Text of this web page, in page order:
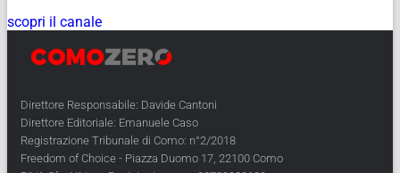
scopri il canale
Direttore Responsabile: Davide Cantoni
Direttore Editoriale: Emanuele Caso
Registrazione Tribunale di Como: n°2/2018
Freedom of Choice - Piazza Duomo 17, 22100 Como